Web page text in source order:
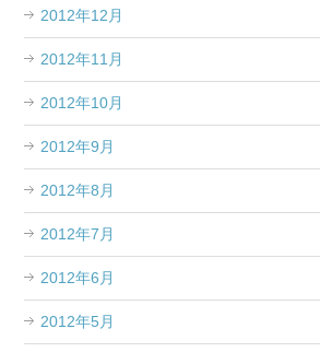
2012年12月
2012年11月
2012年10月
2012年9月
2012年8月
2012年7月
2012年6月
2012年5月